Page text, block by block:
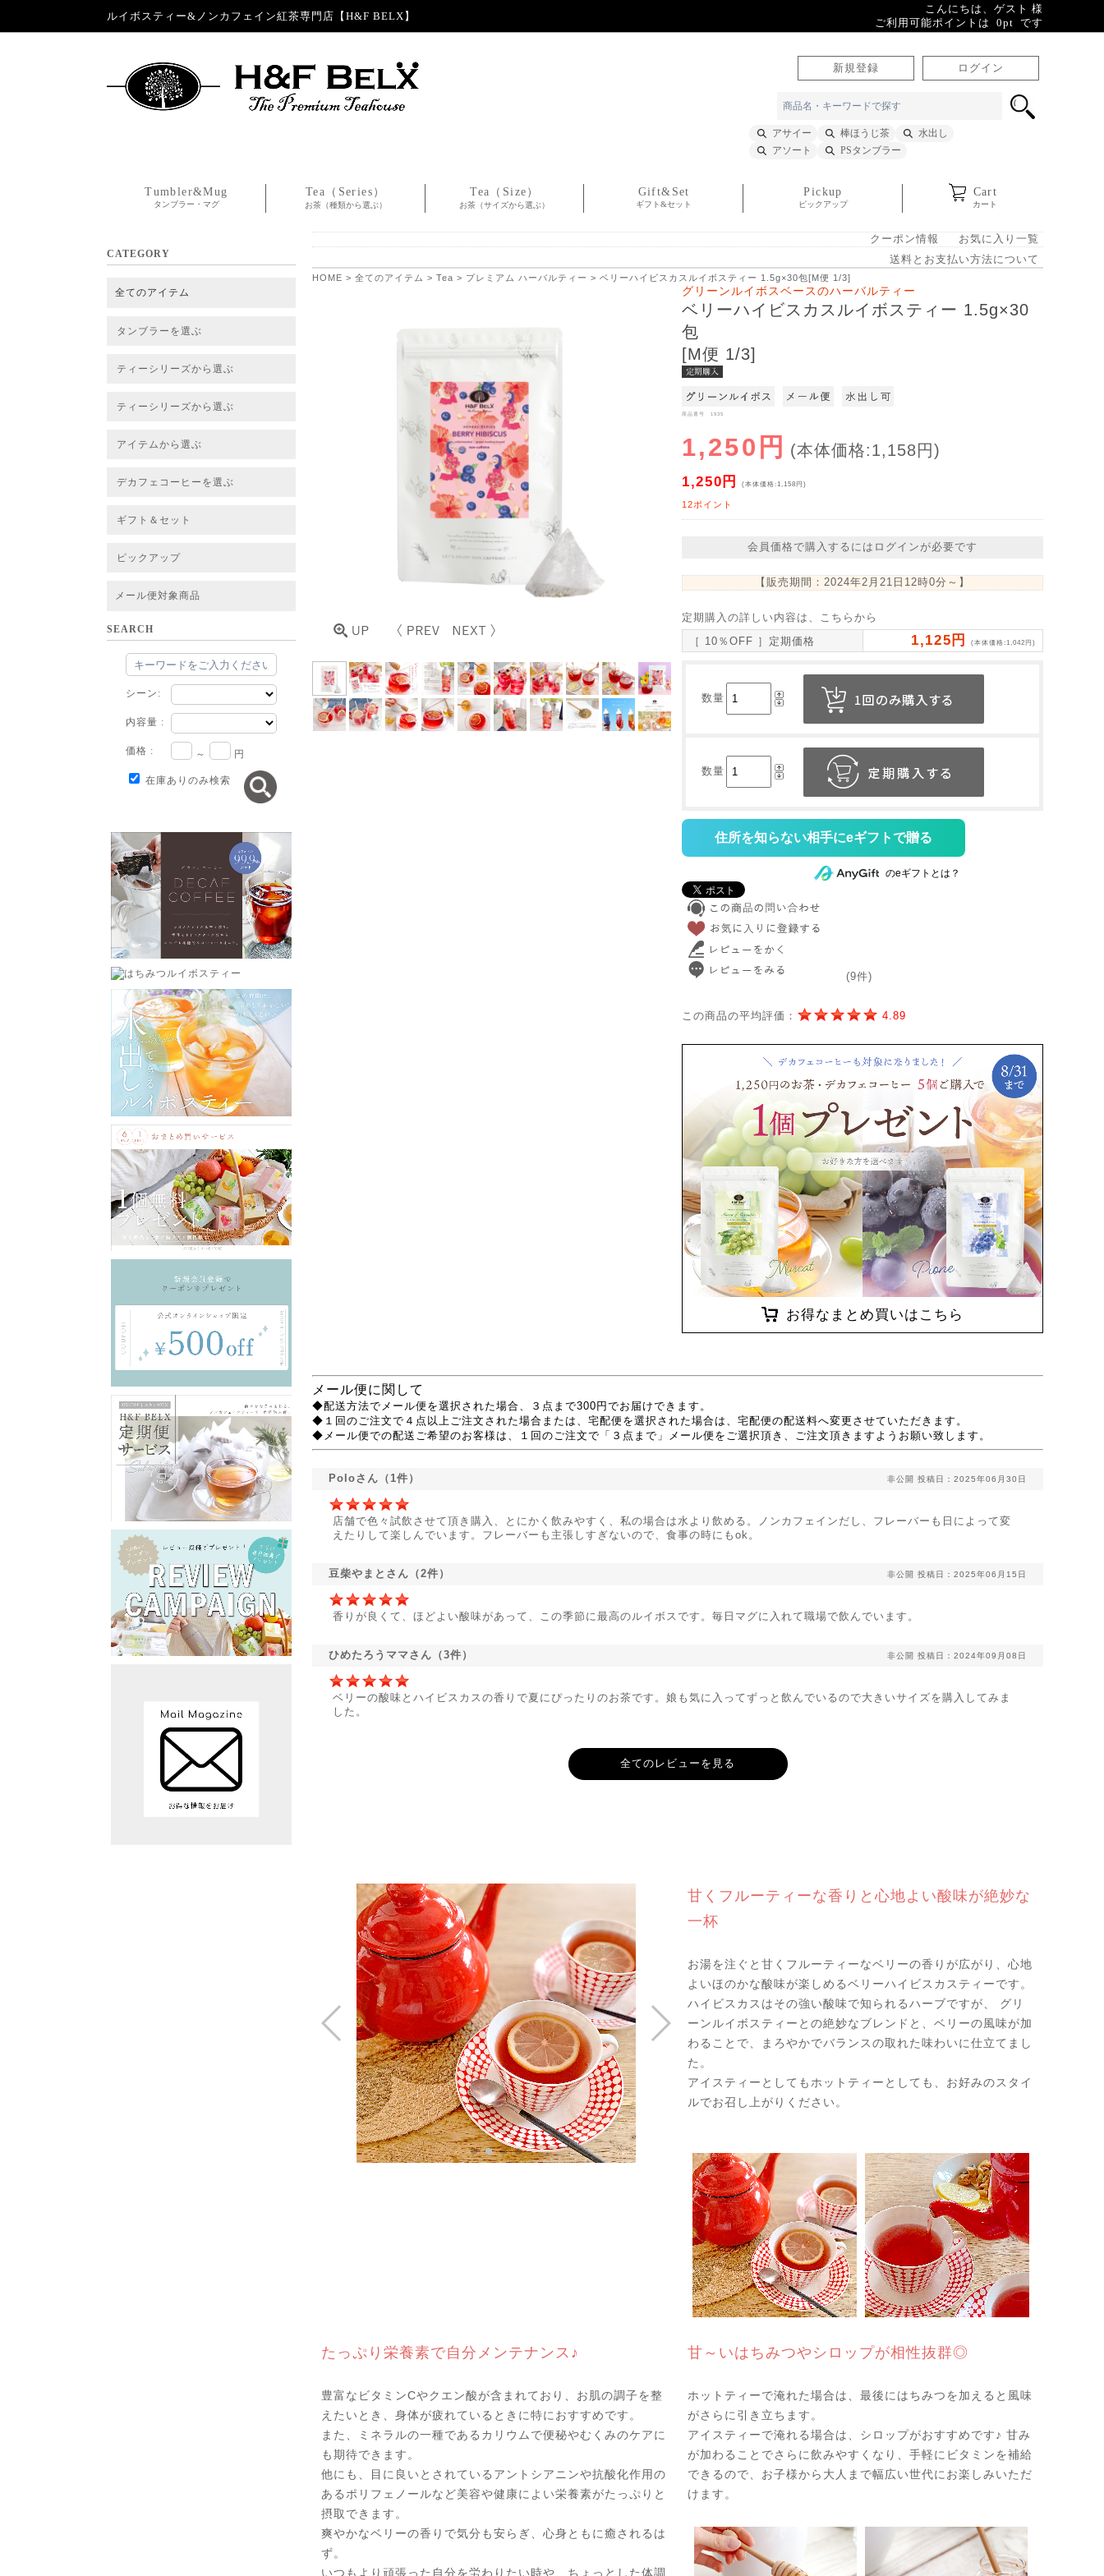
ルイボスティー&ノンカフェイン紅茶専門店【H&F BELX】
こんにちは、ゲスト 様
ご利用可能ポイントは 0pt です
新規登録 ログイン
アサイー 棒ほうじ茶
水出し
アソート
PSタンブラー
Tumbler&Mug
タンブラー・マグ
Tea（Series）
お茶（種類から選ぶ）
Tea（Size）
お茶（サイズから選ぶ）
Gift&Set
ギフト&セット
Pickup
ピックアップ
Cart
カート
CATEGORY
全てのアイテム
タンブラーを選ぶ
ティーシリーズから選ぶ
ティーシリーズから選ぶ
アイテムから選ぶ
デカフェコーヒーを選ぶ
ギフト＆セット
ピックアップ
メール便対象商品
SEARCH
シーン:
内容量 :
価格 : ～ 円
在庫ありのみ検索
クーポン情報
お気に入り一覧
送料とお支払い方法について
HOME > 全てのアイテム > Tea > プレミアム ハーバルティー > ベリーハイビスカスルイボスティー 1.5g×30包[M便 1/3]
グリーンルイボスベースのハーバルティー
ベリーハイビスカスルイボスティー 1.5g×30
包
[M便 1/3]
商品番号 1935
1,250円 (本体価格:1,158円)
1,250円 (本体価格:1,158円)
12ポイント
会員価格で購入するにはログインが必要です
【販売期間： 2024年2月21日12時0分 ～】
定期購入の詳しい内容は、こちらから
［ 10％OFF ］定期価格
1,125円 (本体価格:1,042円)
数量
数量
住所を知らない相手にeギフトで贈る
のeギフトとは？
(9件)
この商品の平均評価： 4.89
お得なまとめ買いはこちら
メール便に関して
◆配送方法でメール便を選択された場合、３点まで300円でお届けできます。
◆１回のご注文で４点以上ご注文された場合または、宅配便を選択された場合は、宅配便の配送料へ変更させていただきます。
◆メール便での配送ご希望のお客様は、１回のご注文で「３点まで」メール便をご選択頂き、ご注文頂きますようお願い致します。
Poloさん（1件） 非公開 投稿日：2025年06月30日
店舗で色々試飲させて頂き購入、とにかく飲みやすく、私の場合は水より飲める。ノンカフェインだし、フレーバーも日によって変
えたりして楽しんでいます。フレーバーも主張しすぎないので、食事の時にもok。
豆柴やまとさん（2件） 非公開 投稿日：2025年06月15日
香りが良くて、ほどよい酸味があって、この季節に最高のルイボスです。毎日マグに入れて職場で飲んでいます。
ひめたろうママさん（3件） 非公開 投稿日：2024年09月08日
ベリーの酸味とハイビスカスの香りで夏にぴったりのお茶です。娘も気に入ってずっと飲んでいるので大きいサイズを購入してみま
した。
全てのレビューを見る
甘くフルーティーな香りと心地よい酸味が絶妙な
一杯
お湯を注ぐと甘くフルーティーなベリーの香りが広がり、心地
よいほのかな酸味が楽しめるベリーハイビスカスティーです。
ハイビスカスはその強い酸味で知られるハーブですが、 グリ
ーンルイボスティーとの絶妙なブレンドと、ベリーの風味が加
わることで、まろやかでバランスの取れた味わいに仕立てまし
た。
アイスティーとしてもホットティーとしても、お好みのスタイ
ルでお召し上がりください。
たっぷり栄養素で自分メンテナンス♪
豊富なビタミンCやクエン酸が含まれており、お肌の調子を整
えたいとき、身体が疲れているときに特におすすめです。
また、ミネラルの一種であるカリウムで便秘やむくみのケアに
も期待できます。
他にも、目に良いとされているアントシアニンや抗酸化作用の
あるポリフェノールなど美容や健康によい栄養素がたっぷりと
摂取できます。
爽やかなベリーの香りで気分も安らぎ、心身ともに癒されるは
ず。
いつもより頑張った自分を労わりたい時や、ちょっとした体調
甘～いはちみつやシロップが相性抜群◎
ホットティーで淹れた場合は、最後にはちみつを加えると風味
がさらに引き立ちます。
アイスティーで淹れる場合は、シロップがおすすめです♪ 甘み
が加わることでさらに飲みやすくなり、手軽にビタミンを補給
できるので、お子様から大人まで幅広い世代にお楽しみいただ
けます。